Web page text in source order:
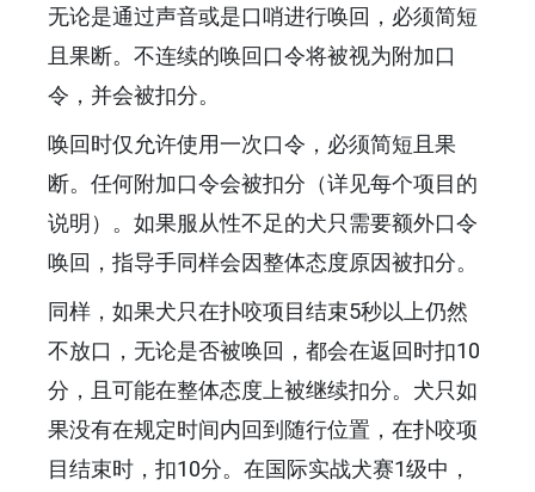
无论是通过声音或是口哨进行唤回，必须简短
且果断。不连续的唤回口令将被视为附加口
令，并会被扣分。
唤回时仅允许使用一次口令，必须简短且果
断。任何附加口令会被扣分（详见每个项目的
说明）。如果服从性不足的犬只需要额外口令
唤回，指导手同样会因整体态度原因被扣分。
同样，如果犬只在扑咬项目结束5秒以上仍然
不放口，无论是否被唤回，都会在返回时扣10
分，且可能在整体态度上被继续扣分。犬只如
果没有在规定时间内回到随行位置，在扑咬项
目结束时，扣10分。在国际实战犬赛1级中，